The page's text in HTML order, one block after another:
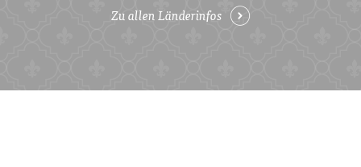
Zu allen Länderinfos